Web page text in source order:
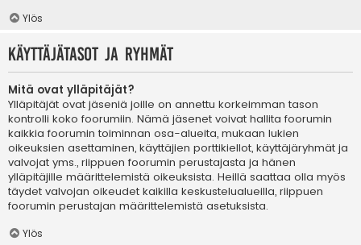
Ylös
Käyttäjätasot ja ryhmät
Mitä ovat ylläpitäjät?
Ylläpitäjät ovat jäseniä joille on annettu korkeimman tason
kontrolli koko foorumiin. Nämä jäsenet voivat hallita foorumin
kaikkia foorumin toiminnan osa-alueita, mukaan lukien
oikeuksien asettaminen, käyttäjien porttikiellot, käyttäjäryhmät ja
valvojat yms., riippuen foorumin perustajasta ja hänen
ylläpitäjille määrittelemistä oikeuksista. Heillä saattaa olla myös
täydet valvojan oikeudet kaikilla keskustelualueilla, riippuen
foorumin perustajan määrittelemistä asetuksista.
Ylös